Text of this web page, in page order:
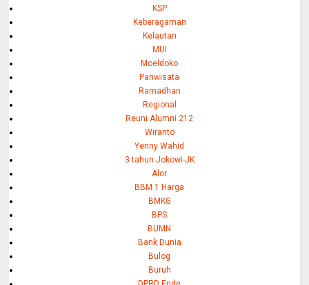
KSP
Keberagaman
Kelautan
MUI
Moeldoko
Pariwisata
Ramadhan
Regional
Reuni Alumni 212
Wiranto
Yenny Wahid
3 tahun Jokowi-JK
Alor
BBM 1 Harga
BMKG
BPS
BUMN
Bank Dunia
Bulog
Buruh